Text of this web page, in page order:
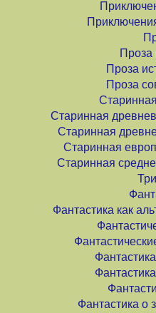
Проза
Проза
Проза
Старинная
Старинная
Старинная
Старинная
Фантастика как
Фантастика о